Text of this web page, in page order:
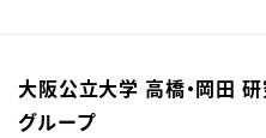
大阪公立大学 高橋・岡田
グループ